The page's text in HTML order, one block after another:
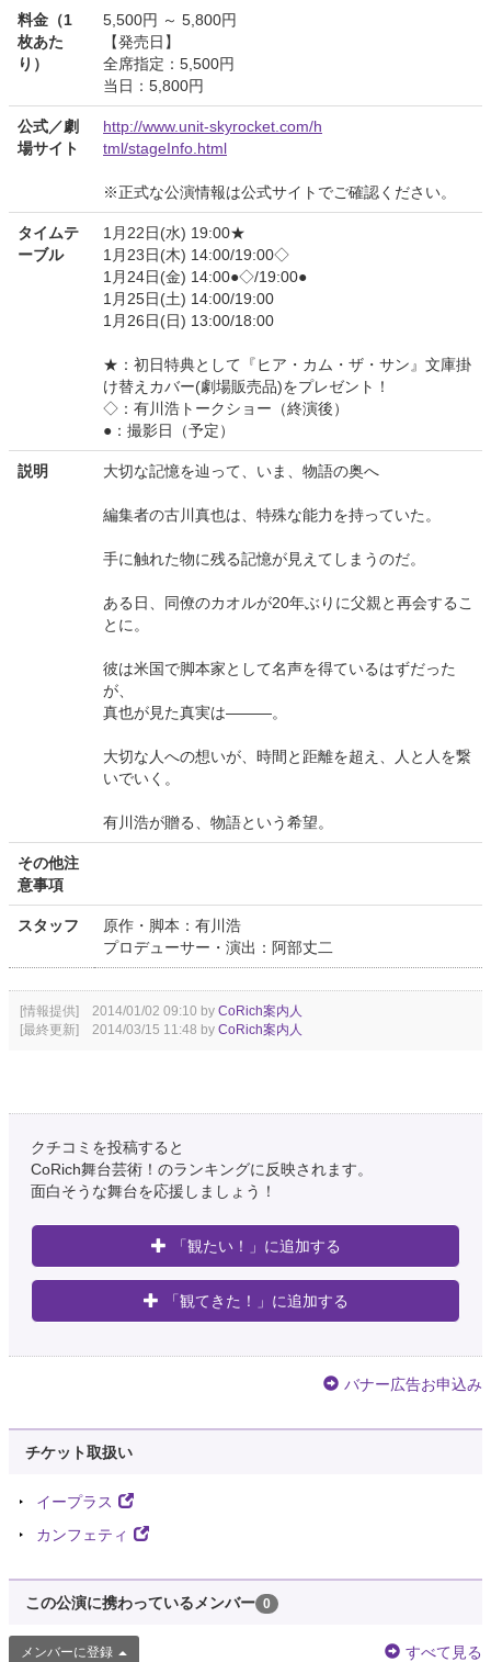
料金（1
枚あた
り）
5,500円 ～ 5,800円
【発売日】
全席指定：5,500円
当日：5,800円
公式／劇
場サイト
http://www.unit-skyrocket.com/h
tml/stageInfo.html
※正式な公演情報は公式サイトでご確認ください。
タイムテ
ーブル
1月22日(水) 19:00★
1月23日(木) 14:00/19:00◇
1月24日(金) 14:00●◇/19:00●
1月25日(土) 14:00/19:00
1月26日(日) 13:00/18:00
★：初日特典として『ヒア・カム・ザ・サン』文庫掛
け替えカバー(劇場販売品)をプレゼント！
◇：有川浩トークショー（終演後）
●：撮影日（予定）
説明 大切な記憶を辿って、いま、物語の奥へ
編集者の古川真也は、特殊な能力を持っていた。
手に触れた物に残る記憶が見えてしまうのだ。
ある日、同僚のカオルが20年ぶりに父親と再会するこ
とに。
彼は米国で脚本家として名声を得ているはずだった
が、
真也が見た真実は―――。
大切な人への想いが、時間と距離を超え、人と人を繋
いでいく。
有川浩が贈る、物語という希望。
その他注
意事項
スタッフ
原作・脚本：有川浩
プロデューサー・演出：阿部丈二
[情報提供] 2014/01/02 09:10 by CoRich案内人
[最終更新] 2014/03/15 11:48 by CoRich案内人
クチコミを投稿すると
CoRich舞台芸術！のランキングに反映されます。
面白そうな舞台を応援しましょう！
「観たい！」に追加する
「観てきた！」に追加する
バナー広告お申込み
チケット取扱い
イープラス
カンフェティ
この公演に携わっているメンバー 0
メンバーに登録 すべて見る